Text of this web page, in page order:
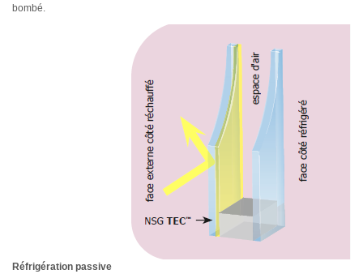
bombé.
Réfrigération passive